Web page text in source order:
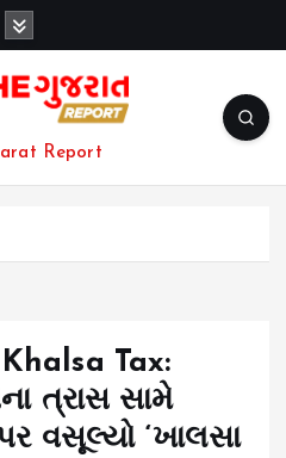
Report
Tax:
ત્રાસ સામે
વસૂલ્યો ‘ખાલસા